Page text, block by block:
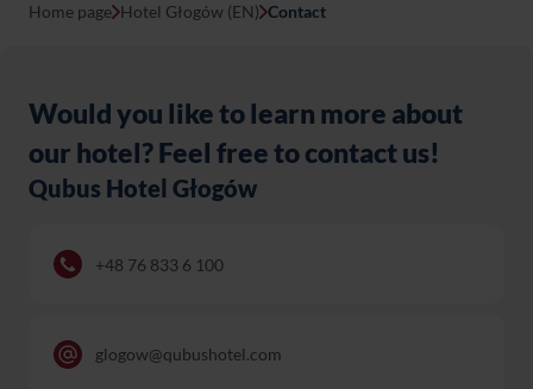
Home page Hotel Głogów (EN) Contact
Would you like to learn more about
our hotel? Feel free to contact us!
Qubus Hotel Głogów
+48 76 833 6 100
glogow@qubushotel.com